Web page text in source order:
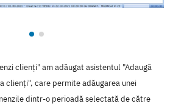
clienți" am adăugat asistentul "Adaugă
clienți", care permite adăugarea unei
dintr-o perioadă selectată de către